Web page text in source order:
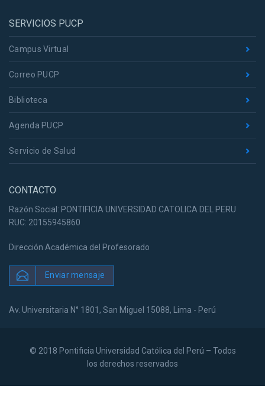
SERVICIOS PUCP
Campus Virtual
Correo PUCP
Biblioteca
Agenda PUCP
Servicio de Salud
CONTACTO
Razón Social: PONTIFICIA UNIVERSIDAD CATOLICA DEL PERU
RUC: 20155945860
Dirección Académica del Profesorado
Enviar mensaje
Av. Universitaria N° 1801, San Miguel 15088, Lima - Perú
© 2018 Pontificia Universidad Católica del Perú – Todos
los derechos reservados